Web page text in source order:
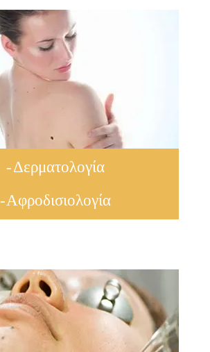
- Δερματολογία
- Αφροδισιολογία